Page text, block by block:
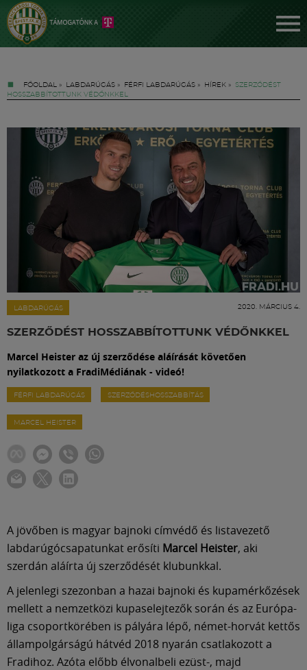
FŐOLDAL » LABDARÚGÁS » FÉRFI LABDARÚGÁS » HÍREK »
SZERZŐDÉST
HOSSZABBÍTOTTUNK VÉDŐNKKEL
LABDARÚGÁS 2020. MÁRCIUS 4.
SZERZŐDÉST HOSSZABBÍTOTTUNK VÉDŐNKKEL
Marcel Heister az új szerződése aláírását követően
nyilatkozott a FradiMédiának - videó!
FÉRFI LABDARÚGÁS SZERZŐDÉSHOSSZABBÍTÁS
MARCEL HEISTER
A jövőben is magyar bajnoki címvédő és listavezető
labdarúgócsapatunkat erősíti Marcel Heister, aki
szerdán aláírta új szerződését klubunkkal.
A jelenlegi szezonban a hazai bajnoki és kupamérkőzések
mellett a nemzetközi kupaselejtezők során és az Európa-
liga csoportkörében is pályára lépő, német-horvát kettős
állampolgárságú hátvéd 2018 nyarán csatlakozott a
Fradihoz. Azóta előbb élvonalbeli ezüst-, majd
Jegyek
FM YouTube +
Hírek
Labdarúgás
Szakosztályok
Meccscenter
Klub
Szolgáltatások
Shop
Közösség
Múzeum
English